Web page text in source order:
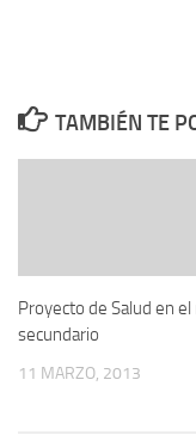
TAMBIÉN TE
Proyecto de Salud en el
secundario
11 MARZO, 2013